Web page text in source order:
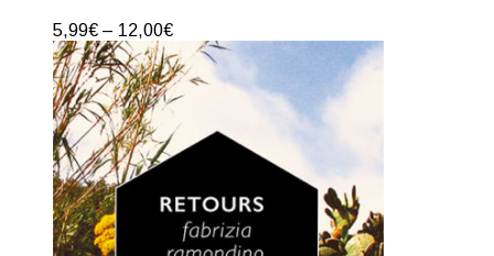
5,99€ – 12,00€